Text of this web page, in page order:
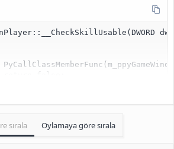
sırala Oylamaya göre sırala